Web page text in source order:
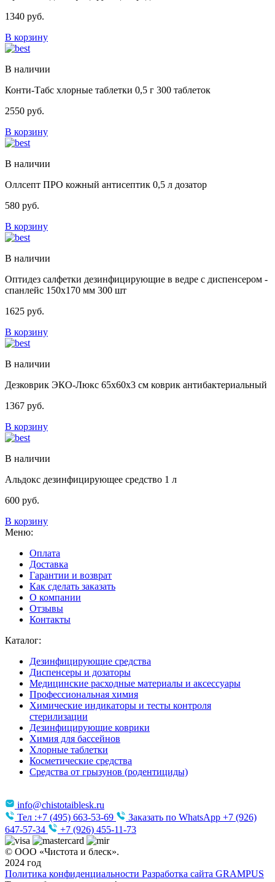
1340 руб.
В корзину
В наличии
Конти-Табс хлорные таблетки 0,5 г 300 таблеток
2550 руб.
В корзину
В наличии
Оллсепт ПРО кожный антисептик 0,5 л дозатор
580 руб.
В корзину
В наличии
Оптидез салфетки дезинфицирующие в ведре с диспенсером -
спанлейс 150х170 мм 300 шт
1625 руб.
В корзину
В наличии
Дезковрик ЭКО-Люкс 65х60х3 см коврик антибактериальный
1367 руб.
В корзину
В наличии
Альдокс дезинфицирующее средство 1 л
600 руб.
В корзину
Меню:
Оплата
Доставка
Гарантии и возврат
Как сделать заказать
О компании
Отзывы
Контакты
Каталог:
Дезинфицирующие средства
Диспенсеры и дозаторы
Медицинские расходные материалы и аксессуары
Профессиональная химия
Химические индикаторы и тесты контроля
стерилизации
Дезинфицирующие коврики
Химия для бассейнов
Хлорные таблетки
Косметические средства
Средства от грызунов (родентициды)
info@chistotaiblesk.ru
Тел :+7 (495) 663-53-69
Заказать по WhatsApp +7 (926)
647-57-34
+7 (926) 455-11-73
© ООО «Чистота и блеск».
2024 год
Политика конфиденциальности Разработка сайта GRAMPUS